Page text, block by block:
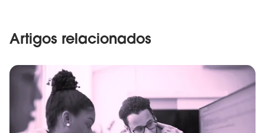
Artigos relacionados